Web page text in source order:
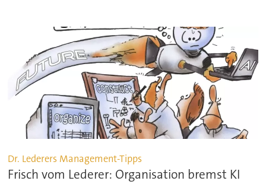
Dr. Lederers Management-Tipps
Frisch vom Lederer: Organisation bremst KI